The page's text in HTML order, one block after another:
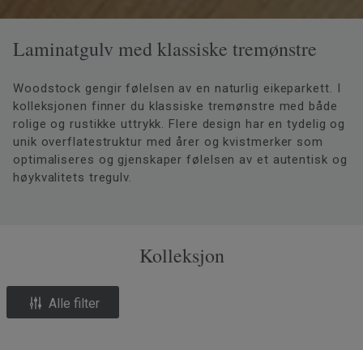
Laminatgulv med klassiske tremønstre
Woodstock gengir følelsen av en naturlig eikeparkett. I
kolleksjonen finner du klassiske tremønstre med både
rolige og rustikke uttrykk. Flere design har en tydelig og
unik overflatestruktur med årer og kvistmerker som
optimaliseres og gjenskaper følelsen av et autentisk og
høykvalitets tregulv.
Kolleksjon
Alle filter